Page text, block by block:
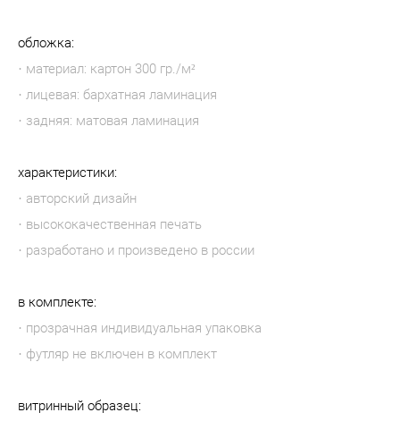
обложка:
· материал: картон 300 гр./м²
· лицевая: бархатная ламинация
· задняя: матовая ламинация
характеристики:
· авторский дизайн
· высококачественная печать
· разработано и произведено в россии
в комплекте:
· прозрачная индивидуальная упаковка
· футляр не включен в комплект
витринный образец: